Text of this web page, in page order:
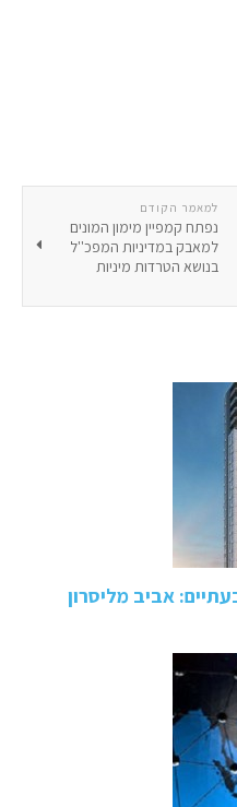
למאמר הקודם
נפתח קמפיין מימון המונים
למאבק במדיניות המפכ''ל
בנושא הטרדות מיניות
אביב מליסרון